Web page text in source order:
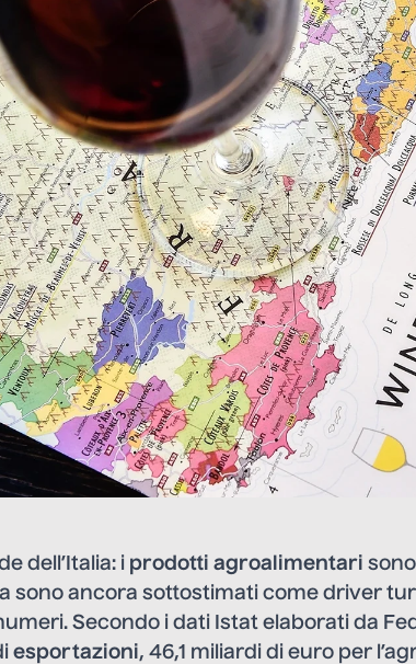
dell’Italia: i prodotti agroalimentari
sono ancora sottostimati come driver
Secondo i dati Istat elaborati da
esportazioni, 46,1 miliardi di euro per